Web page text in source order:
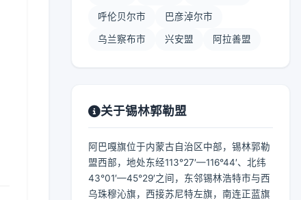
呼伦贝尔市 巴彦淖尔市
乌兰察布市 兴安盟 阿拉善盟
关于锡林郭勒盟
阿巴嘎旗位于内蒙古自治区中部，锡林郭勒
盟西部，地处东经113°27′—116°44′、北纬
43°01′—45°29′之间，东邻锡林浩特市与西
乌珠穆沁旗，西接苏尼特左旗，南连正蓝旗